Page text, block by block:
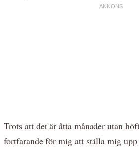
Trots att det är åtta månader utan
fortfarande för mig att ställa mig